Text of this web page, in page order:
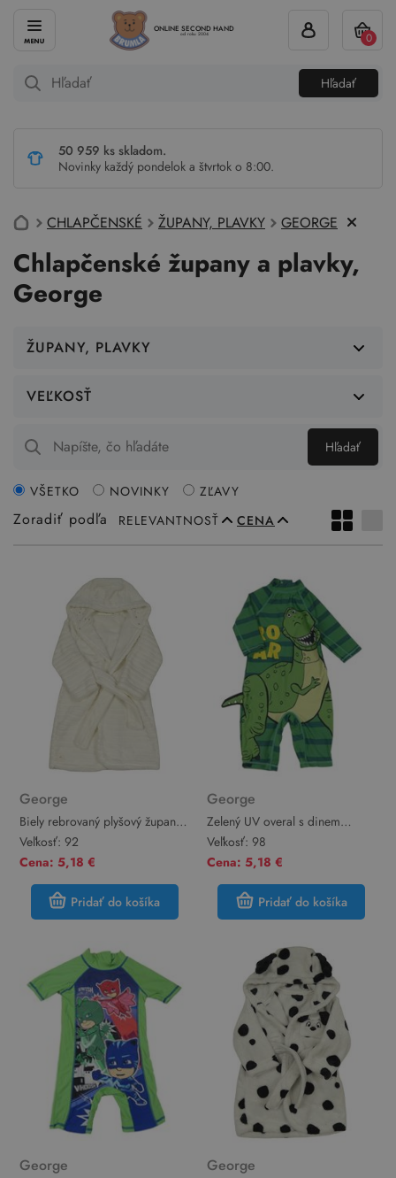
ONLINE SECOND HAND
od roku 2004
Hľadať
0
50 959 ks skladom.
Novinky každý pondelok a štvrtok o 8:00.
CHLAPČENSKÉ ŽUPANY, PLAVKY GEORGE
Chlapčenské župany a plavky,
George
ŽUPANY, PLAVKY
VEĽKOSŤ
Hľadať
Zoradiť podľa RELEVANTNOSŤ CENA
VŠETKO NOVINKY ZĽAVY
George
Biely rebrovaný plyšový župan s
kapucňou George
Veľkosť: 92
Cena: 5,18 €
Pridať do košíka
George
Zelený UV overal s dinem
George
Veľkosť: 98
Cena: 5,18 €
Pridať do košíka
George George